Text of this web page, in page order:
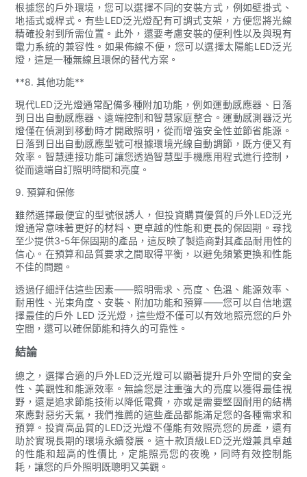
根據您的戶外環境，您可以選擇不同的安裝方式，例如壁掛式、
地插式或桿式。有些LED泛光燈配有可調式支架，方便您將光線
精確投射到所需位置。此外，還要考慮安裝的便利性以及與現有
電力系統的兼容性。如果佈線不便，您可以選擇太陽能LED泛光
燈，這是一種無線且環保的替代方案。
**8. 其他功能**
現代LED泛光燈通常配備多種附加功能，例如運動感應器、日落
到日出自動感應器、遠端控制和智慧家庭整合。運動感測器泛光
燈僅在偵測到移動時才開啟照明，從而增強安全性並節省能源。
日落到日出自動感應型號可根據環境光線自動調節，既方便又有
效率。智慧連接功能可讓您透過智慧型手機應用程式進行控制，
從而遠端自訂照明時間和亮度。
9. 預算和保修
雖然選擇最便宜的型號很誘人，但投資購買優質的戶外LED泛光
燈通常意味著更好的材料、更卓越的性能和更長的保固期。尋找
至少提供3-5年保固期的產品，這反映了製造商對其產品耐用性的
信心。在預算和品質要求之間取得平衡，以避免頻繁更換和性能
不佳的問題。
透過仔細評估這些因素——照明需求、亮度、色溫、能源效率、
耐用性、光束角度、安裝、附加功能和預算——您可以自信地選
擇最佳的戶外 LED 泛光燈，這些燈不僅可以有效地照亮您的戶外
空間，還可以確保節能和持久的可靠性。
結論
總之，選擇合適的戶外LED泛光燈可以顯著提升戶外空間的安全
性、美觀性和能源效率。無論您是注重強大的亮度以獲得最佳視
野，還是追求節能技術以降低電費，亦或是需要堅固耐用的結構
來應對惡劣天氣，我們推薦的這些產品都能滿足您的各種需求和
預算。投資高品質的LED泛光燈不僅能有效照亮您的房產，還有
助於實現長期的環境永續發展。這十款頂級LED泛光燈兼具卓越
的性能和超高的性價比，定能照亮您的夜晚，同時有效控制能
耗，讓您的戶外照明既聰明又美觀。